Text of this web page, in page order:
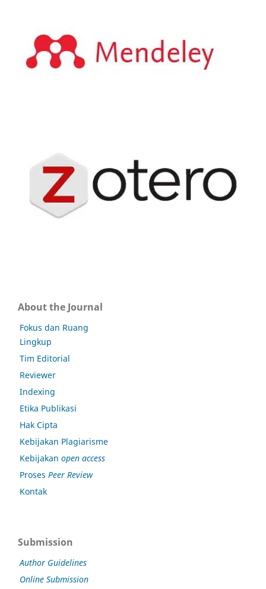
About the Journal
Fokus dan Ruang
Lingkup
Tim Editorial
Reviewer
Indexing
Etika Publikasi
Hak Cipta
Kebijakan Plagiarisme
Kebijakan open access
Proses Peer Review
Kontak
Submission
Author Guidelines
Online Submission